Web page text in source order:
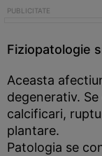
Fiziopatologie
Aceasta
degenerativ.
calcificari,
plantare.
Patologia se